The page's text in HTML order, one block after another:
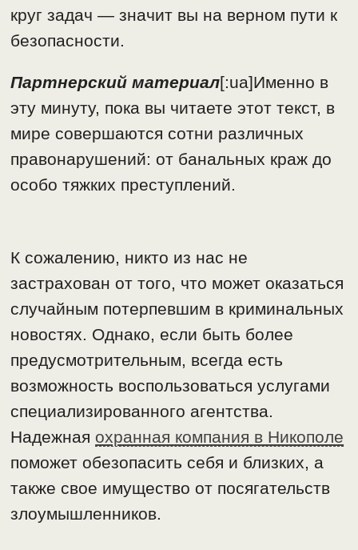
круг задач — значит вы на верном пути к
безопасности.
Партнерский материал[:ua]Именно в
эту минуту, пока вы читаете этот текст, в
мире совершаются сотни различных
правонарушений: от банальных краж до
особо тяжких преступлений.
К сожалению, никто из нас не
застрахован от того, что может оказаться
случайным потерпевшим в криминальных
новостях. Однако, если быть более
предусмотрительным, всегда есть
возможность воспользоваться услугами
специализированного агентства.
Надежная охранная компания в Никополе
поможет обезопасить себя и близких, а
также свое имущество от посягательств
злоумышленников.